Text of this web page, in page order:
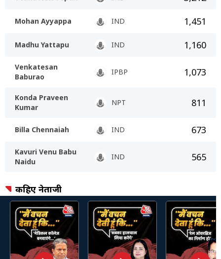
Mohan Ayyappa IND 1,451
Madhu Yattapu IND 1,160
Venkatesan
Baburao
IPBP 1,073
Konda Praveen
Kumar
NPT 811
Billa Chennaiah IND 673
Kavuri Venu Babu
Naidu
IND 565
कहिए नेताजी